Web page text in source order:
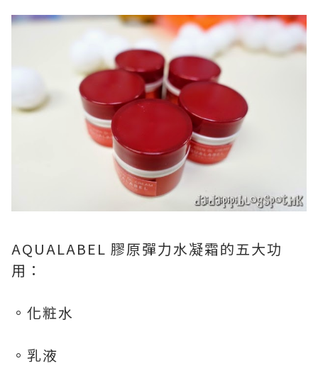
AQUALABEL 膠原彈力水凝霜的五大功
用：
。化粧水
。乳液